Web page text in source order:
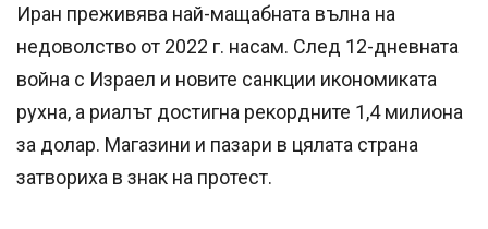
Иран преживява най-мащабната вълна на
недоволство от 2022 г. насам. След 12-дневната
война с Израел и новите санкции икономиката
рухна, а риалът достигна рекордните 1,4 милиона
за долар. Магазини и пазари в цялата страна
затвориха в знак на протест.